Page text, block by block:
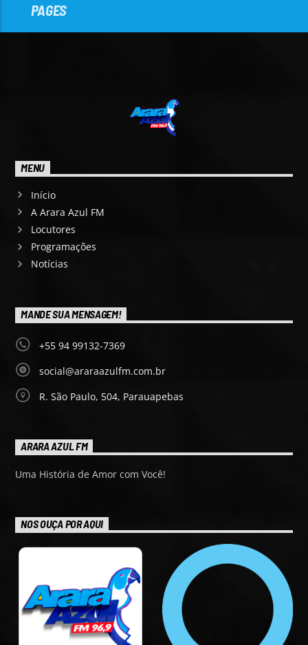
PAGES
MENU
Início
A Arara Azul FM
Locutores
Programações
Notícias
MANDE SUA MENSAGEM!
+55 94 99132-7369
social@araraazulfm.com.br
R. São Paulo, 504, Parauapebas
ARARA AZUL FM
Uma História de Amor com Você!
NOS OUÇA POR AQUI